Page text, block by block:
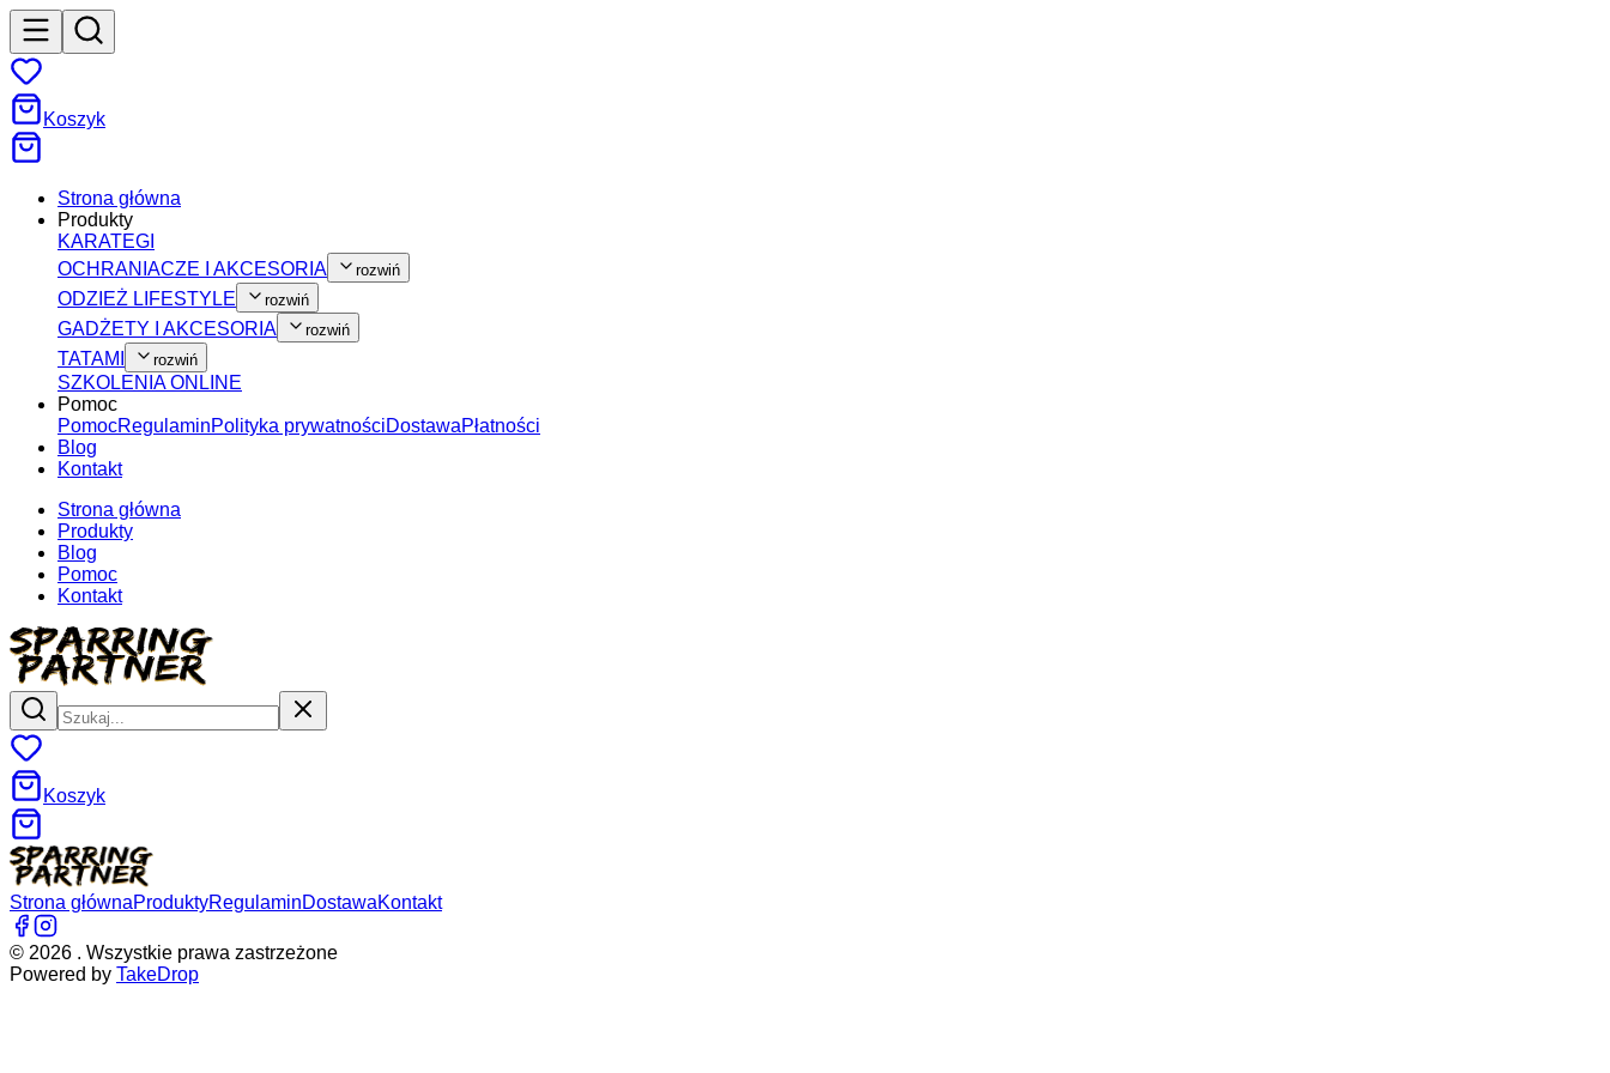
Koszyk
Strona główna
Produkty
KARATEGI
OCHRANIACZE I AKCESORIA
rozwiń
ODZIEŻ LIFESTYLE rozwiń
GADŻETY I AKCESORIA rozwiń
TATAMI rozwiń
SZKOLENIA ONLINE
Pomoc
PomocRegulaminPolityka prywatnościDostawaPłatności
Blog
Kontakt
Strona główna
Produkty
Blog
Pomoc
Kontakt
Koszyk
Strona głównaProduktyRegulaminDostawaKontakt
© 2026 . Wszystkie prawa zastrzeżone
Powered by TakeDrop